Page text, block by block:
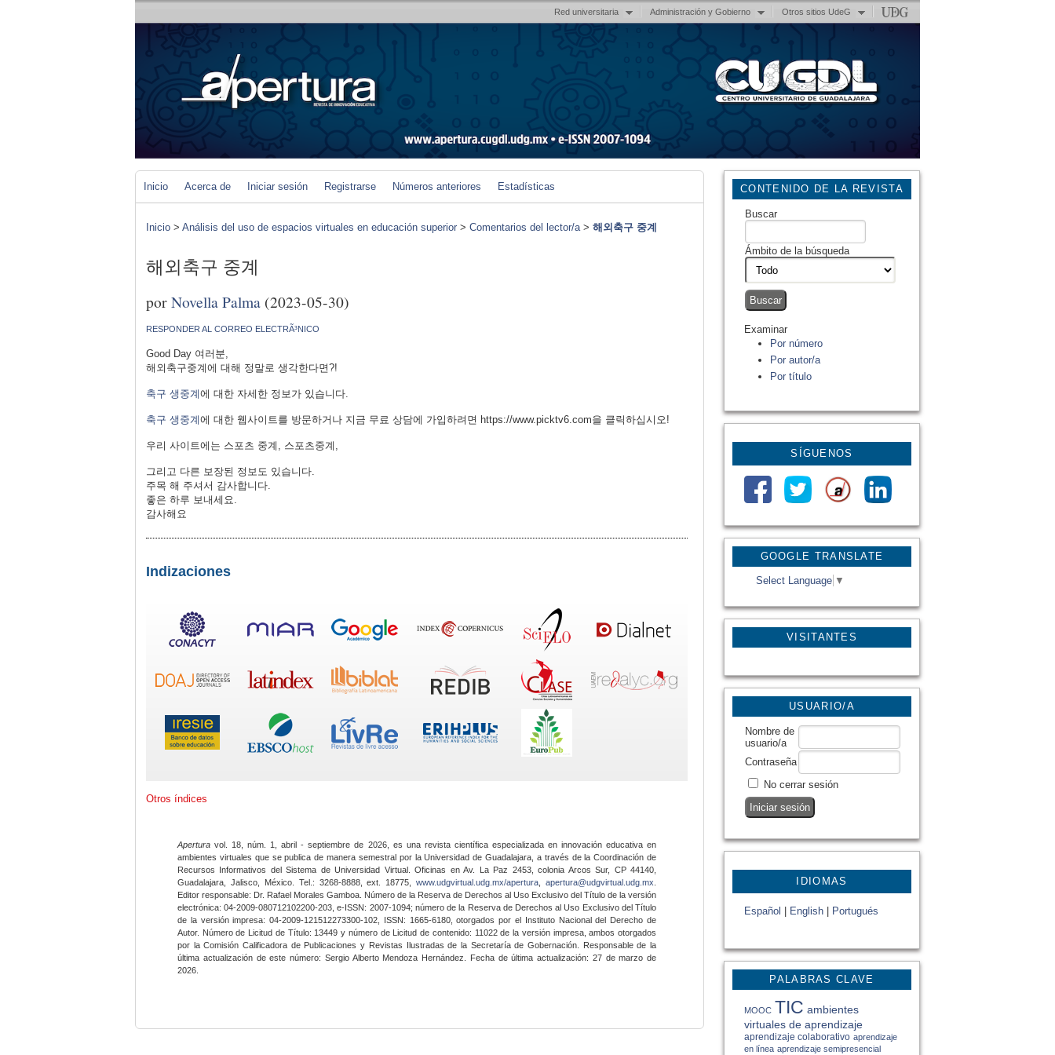
Red universitaria Administración y Gobierno Otros sitios UdeG
GOOGLE TRANSLATE
Select Language ▼
VISITANTES
CONTENIDO DE LA REVISTA
Buscar
Ámbito de la búsqueda
Examinar
Por número
Por autor/a
Por título
SÍGUENOS
USUARIO/A
Nombre de
usuario/a
Contraseña
No cerrar sesión
IDIOMAS
Español English Portugués
PALABRAS CLAVE
MOOC TIC ambientes
virtuales de aprendizaje
aprendizaje colaborativo aprendizaje
en línea aprendizaje semipresencial
Inicio Acerca de Iniciar sesión Registrarse Números anteriores Estadísticas
Inicio > Análisis del uso de espacios virtuales en educación superior > Comentarios del lector/a> 해외축구 중계
해외축구 중계
porNovella Palma (2023-05-30)
RESPONDER AL CORREO ELECTRÃ³NICO
Good Day 여러분,
해외축구중계에 대해 정말로 생각한다면?!
축구 생중계에 대한 자세한 정보가 있습니다.
축구 생중계에 대한 웹사이트를 방문하거나 지금 무료 상담에 가입하려면 https://www.picktv6.com을 클릭하십시오!
우리 사이트에는 스포츠 중계, 스포츠중계,
그리고 다른 보장된 정보도 있습니다.
주목 해 주셔서 감사합니다.
좋은 하루 보내세요.
감사해요
Indizaciones
Otros índices
Apertura vol. 18, núm. 1, abril - septiembre de 2026, es una revista científica especializada en innovación educativa en
ambientes virtuales que se publica de manera semestral por la Universidad de Guadalajara, a través de la Coordinación de
Recursos Informativos del Sistema de Universidad Virtual. Oficinas en Av. La Paz 2453, colonia Arcos Sur, CP 44140,
Guadalajara, Jalisco, México. Tel.: 3268-8888, ext. 18775,www.udgvirtual.udg.mx/apertura apertura@udgvirtual.udg.mx
Editor responsable: Dr. Rafael Morales Gamboa. Número de la Reserva de Derechos al Uso Exclusivo del Título de la versión
electrónica: 04-2009-080712102200-203, e-ISSN: 2007-1094; número de la Reserva de Derechos al Uso Exclusivo del Título
de la versión impresa: 04-2009-121512273300-102, ISSN: 1665-6180, otorgados por el Instituto Nacional del Derecho de
Autor. Número de Licitud de Título: 13449 y número de Licitud de contenido: 11022 de la versión impresa, ambos otorgados
por la Comisión Calificadora de Publicaciones y Revistas Ilustradas de la Secretaría de Gobernación. Responsable de la
última actualización de este número: Sergio Alberto Mendoza Hernández. Fecha de última actualización: 27 de marzo de
2026.